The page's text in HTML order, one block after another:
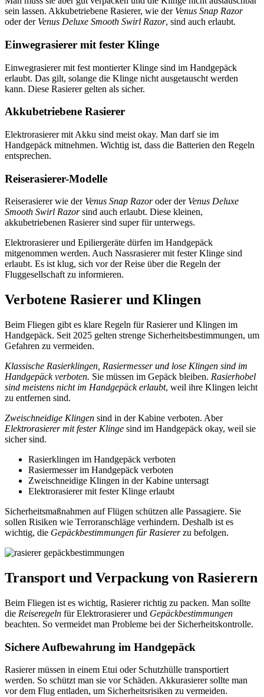
sein lassen. Akkubetriebene Rasierer, wie der Venus Snap Razor
oder der Venus Deluxe Smooth Swirl Razor, sind auch erlaubt.
Einwegrasierer mit fester Klinge
Einwegrasierer mit fest montierter Klinge sind im Handgepäck
erlaubt. Das gilt, solange die Klinge nicht ausgetauscht werden
kann. Diese Rasierer gelten als sicher.
Akkubetriebene Rasierer
Elektrorasierer mit Akku sind meist okay. Man darf sie im
Handgepäck mitnehmen. Wichtig ist, dass die Batterien den Regeln
entsprechen.
Reiserasierer-Modelle
Reiserasierer wie der Venus Snap Razoroder der Venus Deluxe
Smooth Swirl Razorsind auch erlaubt. Diese kleinen,
akkubetriebenen Rasierer sind super für unterwegs.
Elektrorasierer und Epiliergeräte dürfen im Handgepäck
mitgenommen werden. Auch Nassrasierer mit fester Klinge sind
erlaubt. Es ist klug, sich vor der Reise über die Regeln der
Fluggesellschaft zu informieren.
Verbotene Rasierer und Klingen
Beim Fliegen gibt es klare Regeln für Rasierer und Klingen im
Handgepäck. Seit 2025 gelten strenge Sicherheitsbestimmungen, um
Gefahren zu vermeiden.
Klassische Rasierklingen, Rasiermesser und lose Klingen sind im
Handgepäck verboten. Sie müssen im Gepäck bleiben. Rasierhobel
sind meistens nicht im Handgepäck erlaubt, weil ihre Klingen leicht
zu entfernen sind.
Zweischneidige Klingen sind in der Kabine verboten. Aber
Elektrorasierer mit fester Klinge sind im Handgepäck okay, weil sie
sicher sind.
Rasierklingen im Handgepäck verboten
Rasiermesser im Handgepäck verboten
Zweischneidige Klingen in der Kabine untersagt
Elektrorasierer mit fester Klinge erlaubt
Sicherheitsmaßnahmen auf Flügen schützen alle Passagiere. Sie
sollen Risiken wie Terroranschläge verhindern. Deshalb ist es
wichtig, die Gepäckbestimmungen für Rasiererzu befolgen.
Transport und Verpackung von Rasierern
Beim Fliegen ist es wichtig, Rasierer richtig zu packen. Man sollte
die Reiseregeln für Elektrorasierer und Gepäckbestimmungen
beachten. So vermeidet man Probleme bei der Sicherheitskontrolle.
Sichere Aufbewahrung im Handgepäck
Rasierer müssen in einem Etui oder Schutzhülle transportiert
werden. So schützt man sie vor Schäden. Akkurasierer sollte man
vor dem Flug entladen, um Sicherheitsrisiken zu vermeiden.